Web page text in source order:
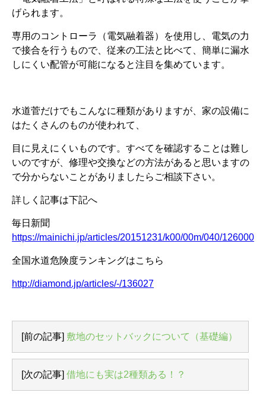
げられます。
専用のコントローラ（電気融着器）を使用し、電気の力
で接合を行うもので、従来の工法と比べて、簡単に漏水
しにくい配管が可能になると注目を集めています。
水道菅だけでもこんなに種類がありますが、家の設備に
はたくさんのものが使われて、
目に見えにくいものです。すべてを確認することは難し
いのですが、修理や交換などの方法があると思いますの
で分からないことがありましたらご相談下さい。
詳しく記事は下記へ
毎日新聞
https://mainichi.jp/articles/20151231/k00/00m/040/126000c
全国水道危険度ランキングはこちら
http://diamond.jp/articles/-/136027
[前の記事] 敷地のセットバックについて（基礎編）
[次の記事] 借地にも実は2種類ある！？